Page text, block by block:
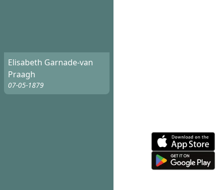
Elisabeth Garnade-van
Praagh
07-05-1879